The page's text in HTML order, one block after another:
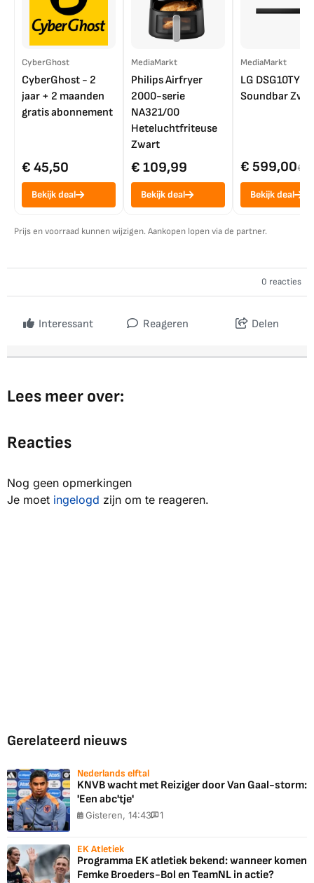
CyberGhost
CyberGhost - 2
jaar + 2 maanden
gratis abonnement
€ 45,50
Bekijk deal
MediaMarkt
Philips Airfryer
2000-serie
NA321/00
Heteluchtfriteuse
Zwart
€ 109,99
Bekijk deal
MediaMarkt
LG DSG10TY
Soundbar
€ 599,00€
Bekijk deal
Prijs en voorraad kunnen wijzigen. Aankopen lopen via de partner.
0 reacties
Interessant Reageren Delen
Lees meer over:
Reacties
Nog geen opmerkingen
Je moet ingelogd zijn om te reageren.
Gerelateerd nieuws
Nederlands elftal
KNVB wacht met Reiziger door Van Gaal-storm:
'Een abc'tje'
Gisteren, 14:43 1
EK Atletiek
Programma EK atletiek bekend: wanneer komen
Femke Broeders-Bol en TeamNL in actie?